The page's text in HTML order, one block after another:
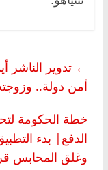
←
أمن دولة.. وزوجته:
خطة الحكومة
الدفع| بدء
وغلق المحابس